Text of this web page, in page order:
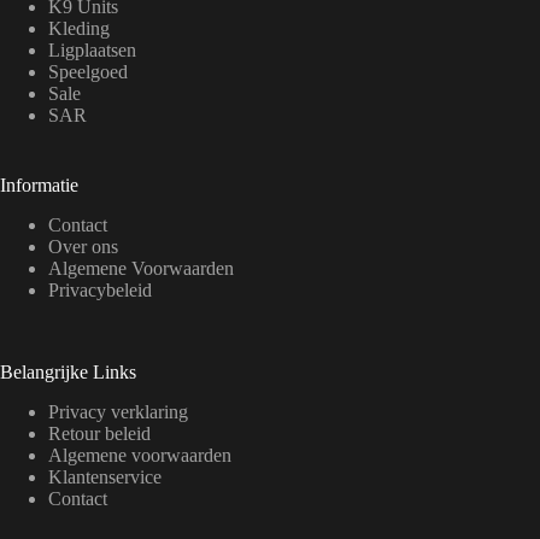
K9 Units
Kleding
Ligplaatsen
Speelgoed
Sale
SAR
Informatie
Contact
Over ons
Algemene Voorwaarden
Privacybeleid
Belangrijke Links
Privacy verklaring
Retour beleid
Algemene voorwaarden
Klantenservice
Contact